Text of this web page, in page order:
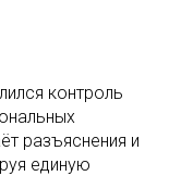
контроль
разъяснения и
единую